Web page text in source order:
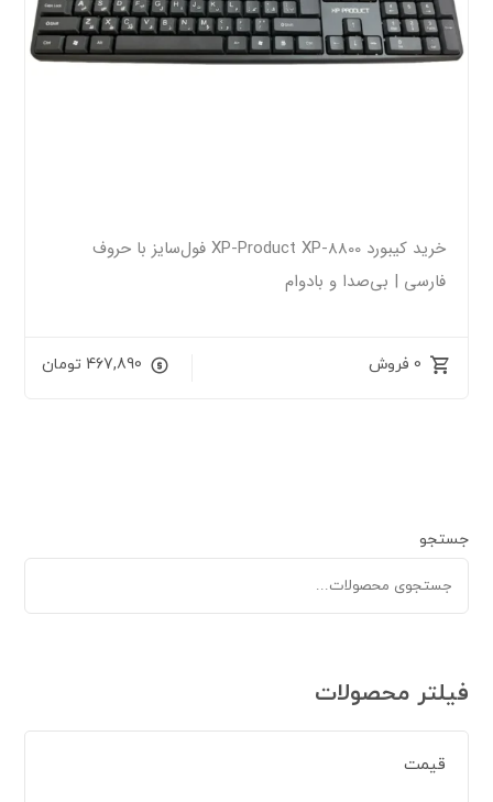
خرید کیبورد XP-Product XP-8800 فول‌سایز با حروف
فارسی | بی‌صدا و بادوام
0 فروش 467,890 تومان
جستجو
فیلتر محصولات
قیمت